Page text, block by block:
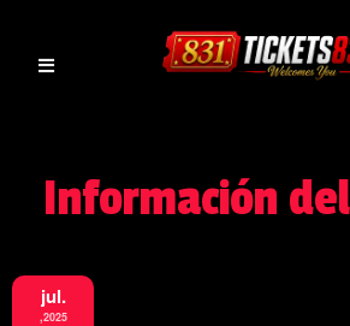
Información
jul.
,2025